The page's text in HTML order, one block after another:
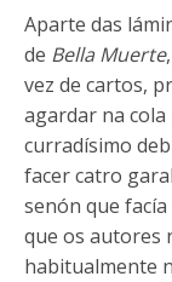
Aparte das
de Bella Muerte
vez de cartos,
agardar na cola
curradísimo
facer catro
senón que
que os autores
habitualmente